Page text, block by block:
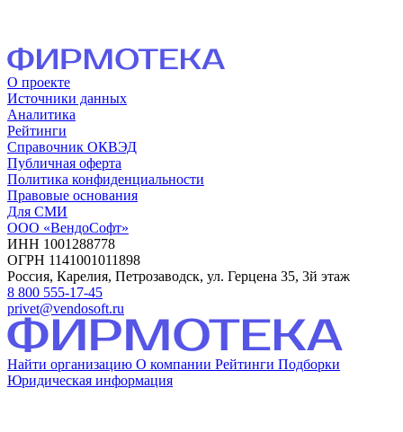
О проекте
Источники данных
Аналитика
Рейтинги
Справочник ОКВЭД
Публичная оферта
Политика конфиденциальности
Правовые основания
Для СМИ
ООО «ВендоСофт»
ИНН 1001288778
ОГРН 1141001011898
Россия, Карелия, Петрозаводск, ул. Герцена 35, 3й этаж
8 800 555-17-45
privet@vendosoft.ru
Найти организацию О компании Рейтинги Подборки
Юридическая информация